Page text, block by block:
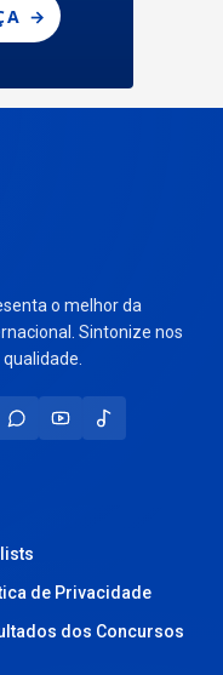
o melhor da
Sintonize nos
de Privacidade
dos Concursos